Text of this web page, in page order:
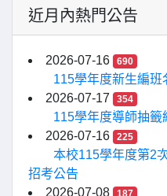
近月內熱門公告
2026-07-16 690
115學年度新生編班
2026-07-17
354
115學年度導師抽籤
2026-07-16
225
本校115學年度第2
招考公告
2026-07-08
187